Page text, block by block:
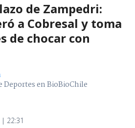
de Zampedri:
a Cobresal y toma
de chocar con
Deportes en BioBioChile
22:31